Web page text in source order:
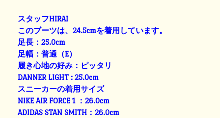
スタッフHIRAI
このブーツは、24.5cmを着用しています。
足長：25.0cm
足幅：普通（E）
履き心地の好み：ピッタリ
DANNER LIGHT : 25.0cm
スニーカーの着用サイズ
NIKE AIR FORCE 1 ：26.0cm
ADIDAS STAN SMITH：26.0cm